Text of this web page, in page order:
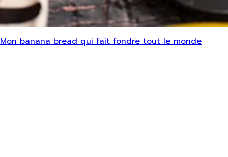
Mon banana bread qui fait fondre tout le monde